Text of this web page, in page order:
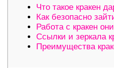
Что такое кракен
Как безопасно
Работа с кракен
Ссылки и зеркала
Преимущества